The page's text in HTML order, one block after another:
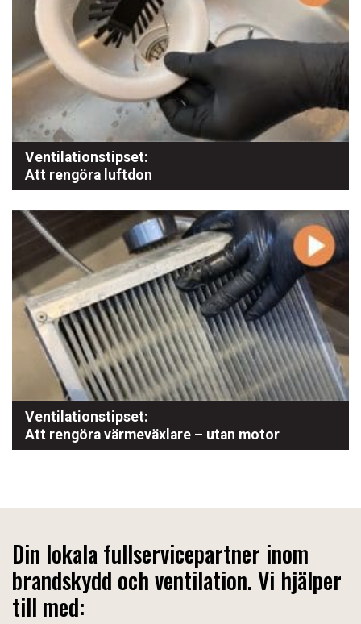
Ventilationstipset:
Att rengöra luftdon
Ventilationstipset:
Att rengöra värmeväxlare – utan motor
Din lokala fullservicepartner inom
brandskydd och ventilation. Vi hjälper
till med: